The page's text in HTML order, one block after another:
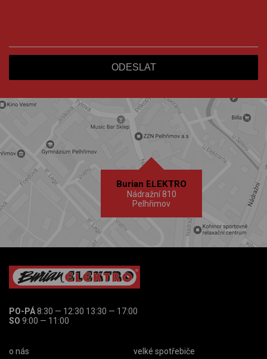
Burian ELEKTRO
Nádražní 810
Pelhřimov
PO-PÁ8:30 — 12:30 13:30 — 17:00
SO 9:00 — 11:00
o nás
velké spotřebiče